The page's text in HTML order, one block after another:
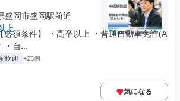
盛岡市盛岡駅前通
上
必須条件】 ・高卒以上 ・普通自動車免許(A
⾃...
歓迎 +25個
気になる